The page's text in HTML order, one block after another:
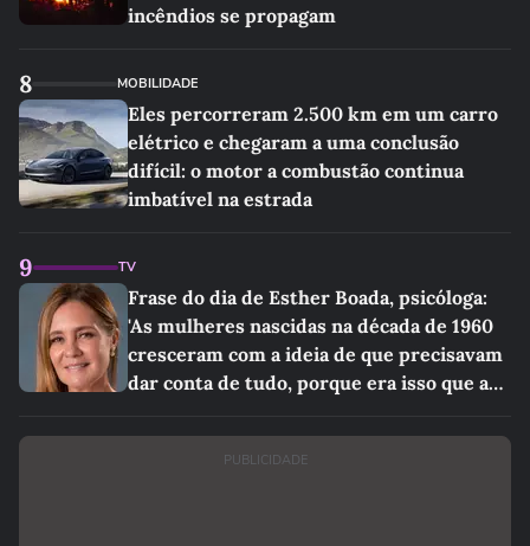
incêndios se propagam
8 MOBILIDADE
Eles percorreram 2.500 km em um carro
elétrico e chegaram a uma conclusão
difícil: o motor a combustão continua
imbatível na estrada
9 TV
Frase do dia de Esther Boada, psicóloga:
'As mulheres nascidas na década de 1960
cresceram com a ideia de que precisavam
dar conta de tudo, porque era isso que a
PUBLICIDADE